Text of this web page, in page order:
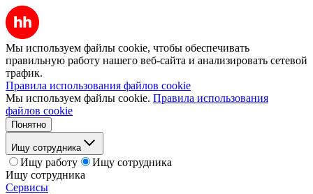
Мы используем файлы cookie, чтобы обеспечивать
правильную работу нашего веб-сайта и анализировать сетевой
трафик.
Правила использования файлов cookie
Мы используем файлы cookie. Правила использования
файлов cookie
Понятно
Ищу сотрудника
Ищу работу
Ищу сотрудника
Ищу сотрудника
Сервисы